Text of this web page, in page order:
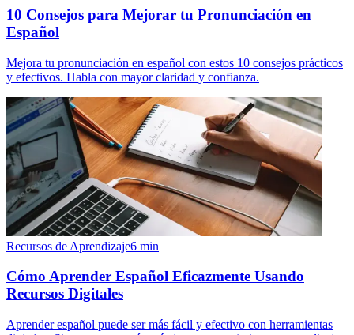
10 Consejos para Mejorar tu Pronunciación en
Español
Mejora tu pronunciación en español con estos 10 consejos prácticos
y efectivos. Habla con mayor claridad y confianza.
Recursos de Aprendizaje6 min
Cómo Aprender Español Eficazmente Usando
Recursos Digitales
Aprender español puede ser más fácil y efectivo con herramientas